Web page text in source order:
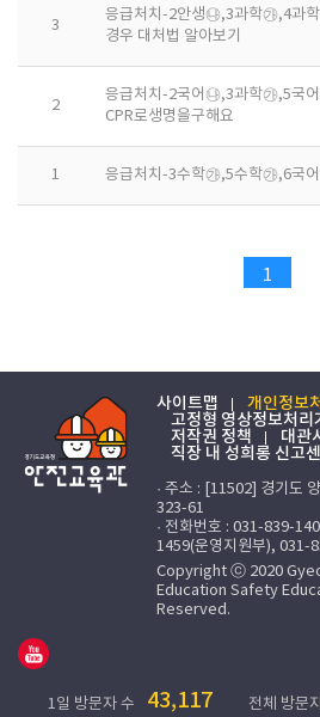
3
응급처치-2안생㉯,3과학㉮,4과
경우 대처법 알아보기
2
응급처치-2국어㉯,3과학㉮,5국
CPR로생명을구해요
1 응급처치-3수학㉮,5수학㉮,6국
1
사이트맵
개인정보
고정형 영상정보처리
저작권 정책
대관
직장 내 성희롱 신고
· 주소 : [11502] 경기도
323-61
· 전화번호 : 031-839-
1459(운영지원부), 031-
Copyright ⓒ 2020
Education Safety
Reserved.
1일 방문자 수 43,117 전체 방문